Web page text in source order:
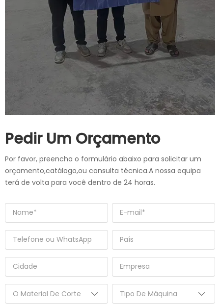
Pedir Um Orçamento
Por favor, preencha o formulário abaixo para solicitar um
orçamento,catálogo,ou consulta técnica.A nossa equipa
terá de volta para você dentro de 24 horas.